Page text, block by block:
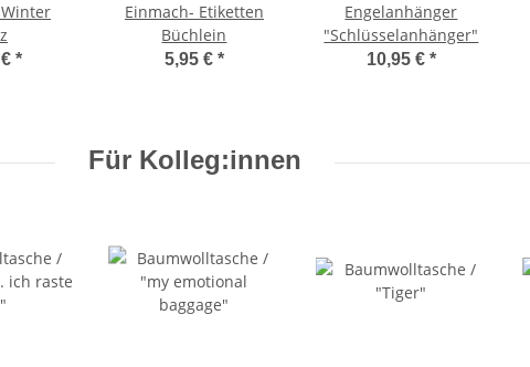
€*
Einmach- Etiketten
Büchlein
5,95 € *
Engelanhänger
"Schlüsselanhänger"
10,95 € *
Für Kolleg:innen